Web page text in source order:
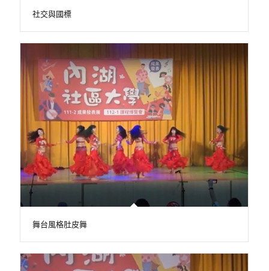
社交與國標
舞台風格肚皮舞